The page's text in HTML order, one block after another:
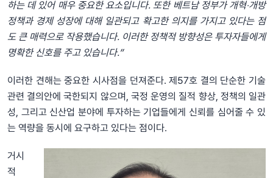
하는 데 있어 매우 중요한 요소입니다. 또한 베트남 정부가 개혁‧개방
정책과 경제 성장에 대해 일관되고 확고한 의지를 가지고 있다는 점
도 큰 매력으로 작용했습니다. 이러한 정책적 방향성은 투자자들에게
명확한 신호를 주고 있습니다.”
이러한 견해는 중요한 시사점을 던져준다. 제57호 결의 단순한 기술
관련 결의안에 국한되지 않으며, 국정 운영의 질적 향상, 정책의 일관
성, 그리고 신산업 분야에 투자하는 기업들에게 신뢰를 심어줄 수 있
는 역량을 동시에 요구하고 있다는 점이다.
거시
적